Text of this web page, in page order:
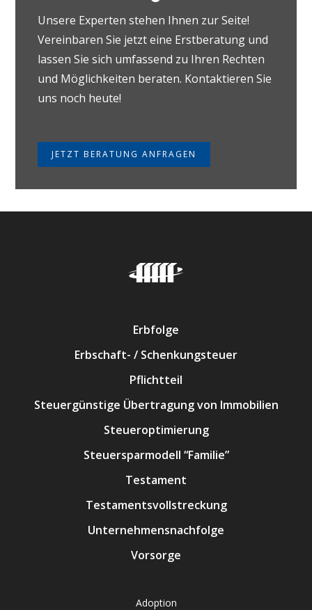
Unsere Experten stehen Ihnen zur Seite!
Vereinbaren Sie jetzt eine Erstberatung und
lassen Sie sich umfassend zu Ihren Rechten
und Möglichkeiten beraten. Kontaktieren Sie
uns noch heute!
JETZT BERATUNG ANFRAGEN
Erbfolge
Erbschaft- / Schenkungsteuer
Pflichtteil
Steuergünstige Übertragung von Immobilien
Steueroptimierung
Steuersparmodell “Familie”
Testament
Testamentsvollstreckung
Unternehmensnachfolge
Vorsorge
Adoption